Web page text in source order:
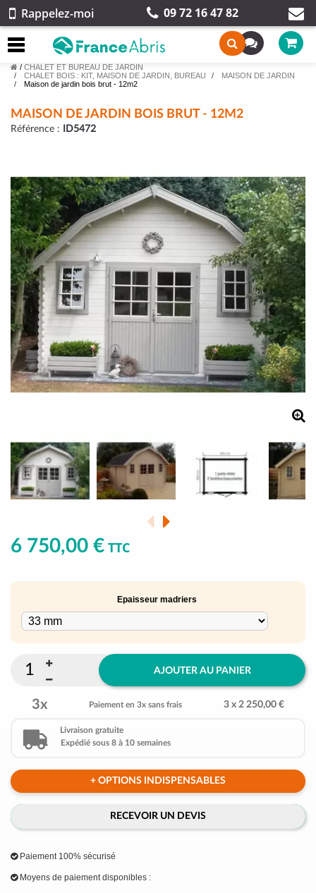
Rappelez-moi 09 72 16 47 82
/ CHALET ET BUREAU DE JARDIN
CHALET BOIS : KIT, MAISON DE JARDIN, BUREAU
MAISON DE JARDIN
Maison de jardin bois brut - 12m2
MAISON DE JARDIN BOIS BRUT - 12M2
Référence : ID5472
6 750,00 € TTC
Epaisseur madriers
AJOUTER AU PANIER
3x Paiement en 3x sans frais 3 x 2 250,00 €
Livraison gratuite
Expédié sous 8 à 10 semaines
+ OPTIONS INDISPENSABLES
RECEVOIR UN DEVIS
Paiement 100% sécurisé
Moyens de paiement disponibles :